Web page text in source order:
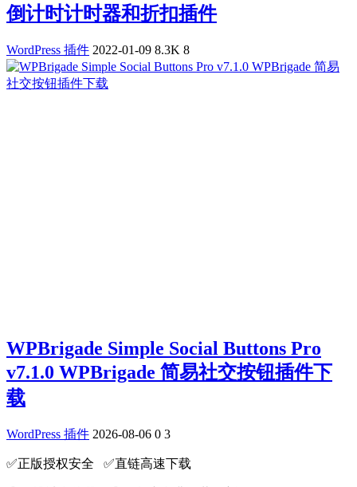
倒计时计时器和折扣插件
WordPress 插件 2022-01-09 8.3K 8
WPBrigade Simple Social Buttons Pro
v7.1.0 WPBrigade 简易社交按钮插件下
载
WordPress 插件 2026-08-06 0 3
✅️正版授权安全 ✅️直链高速下载